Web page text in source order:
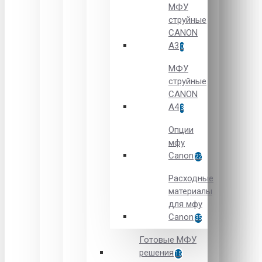
МФУ
струйные
CANON
А3 0
МФУ
струйные
CANON
А4 3
Опции
мфу
Canon 22
Расходные
материалы
для мфу
Canon 35
Готовые МФУ
решения 15